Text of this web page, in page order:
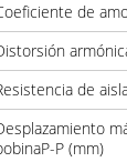
de
de
P (mm)